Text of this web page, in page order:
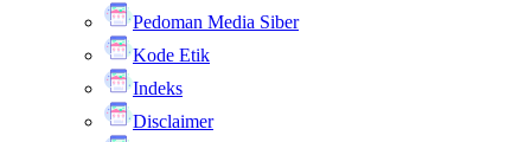
Pedoman Media Siber
Kode Etik
Indeks
Disclaimer